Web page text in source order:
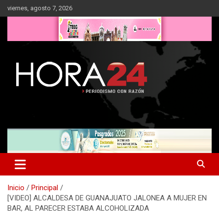
Saltar
al
viernes, agosto 7, 2026
Inicio
Principal
[VIDEO] ALCALDESA DE GUANAJUATO JALONEA A MUJER EN
BAR, AL PARECER ESTABA ALCOHOLIZADA